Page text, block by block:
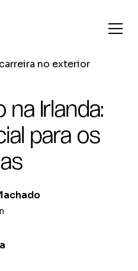
no exterior
Irlanda:
para os